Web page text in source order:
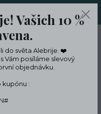
Vašich 10 %
do světa Alebrije. ❤️
Vám posíláme slevový
objednávku.
kupónu :